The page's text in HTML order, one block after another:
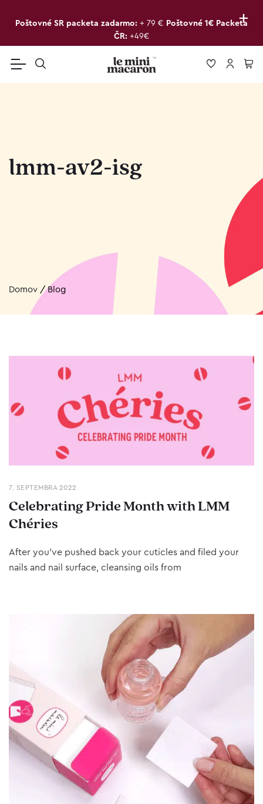
+
Poštovné SR packeta zadarmo: + 79 € Poštovné 1€ Packeta
ČR: +49€
lmm-av2-isg
Domov /Blog
7. SEPTEMBRA 2022
Celebrating Pride Month with LMM
Chéries
After you’ve pushed back your cuticles and filed your
nails and nail surface, cleansing oils from